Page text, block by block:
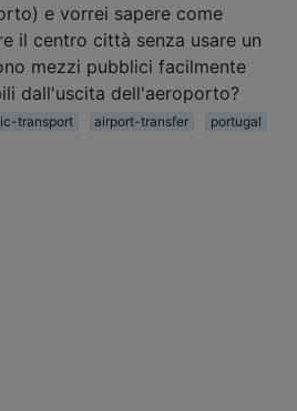
e vorrei sapere come
il centro città senza usare un
mezzi pubblici facilmente
dall'uscita dell'aeroporto?
transport airport-transfer
portugal